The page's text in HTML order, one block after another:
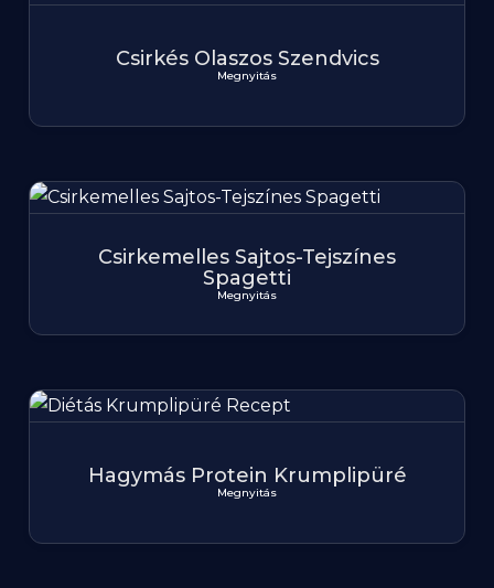
Csirkés Olaszos Szendvics
Megnyitás
Csirkemelles Sajtos-Tejszínes
Spagetti
Megnyitás
Hagymás Protein Krumplipüré
Megnyitás